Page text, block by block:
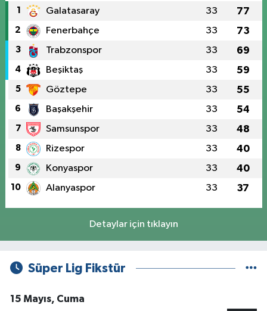
1 Galatasaray 33 77
2 Fenerbahçe 33 73
3 Trabzonspor 33 69
4 Beşiktaş 33 59
5 Göztepe 33 55
6 Başakşehir 33 54
7 Samsunspor 33 48
8 Rizespor 33 40
9 Konyaspor 33 40
10 Alanyaspor 33 37
Detaylar için tıklayın
Süper Lig Fikstür
15 Mayıs, Cuma